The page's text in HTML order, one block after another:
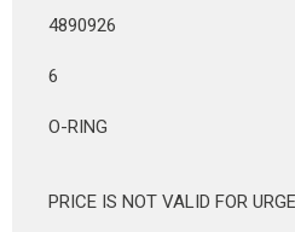
4890926
6
O-RING
PRICE IS NOT VALID FOR